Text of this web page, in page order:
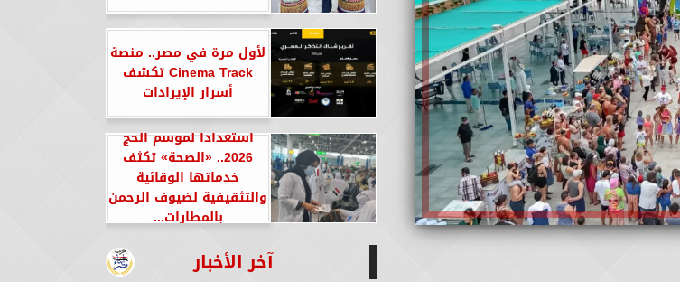
لأول مرة في مصر.. منصة
Cinema Track تكشف
أسرار الإيرادات
استعدادا لموسم الحج
2026.. «الصحة» تكثف
خدماتها الوقائية
والتثقيفية لضيوف الرحمن
بالمطارات...
آخر الأخبار